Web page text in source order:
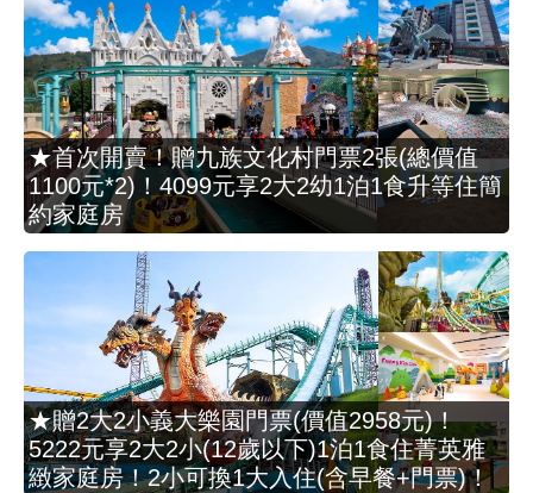
★首次開賣！贈九族文化村門票2張(總價值
1100元*2)！4099元享2大2幼1泊1食升等住簡
約家庭房
★贈2大2小義大樂園門票(價值2958元)！
5222元享2大2小(12歲以下)1泊1食住菁英雅
緻家庭房！2小可換1大入住(含早餐+門票)！